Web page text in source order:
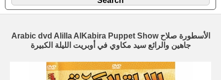
Arabic dvd Alilla AlKabira Puppet Show الأسطورة صلاح
جاهين والرائع سيد مكاوي في أوبريت الليلة الكبيرة